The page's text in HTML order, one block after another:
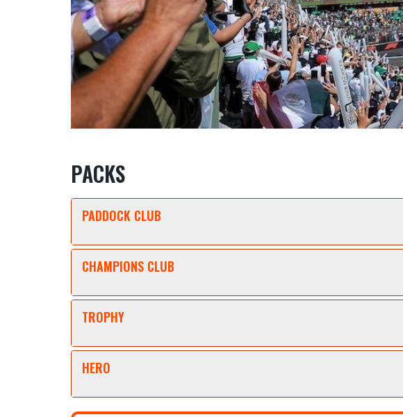
PACKS
PADDOCK CLUB
CHAMPIONS CLUB
TROPHY
HERO